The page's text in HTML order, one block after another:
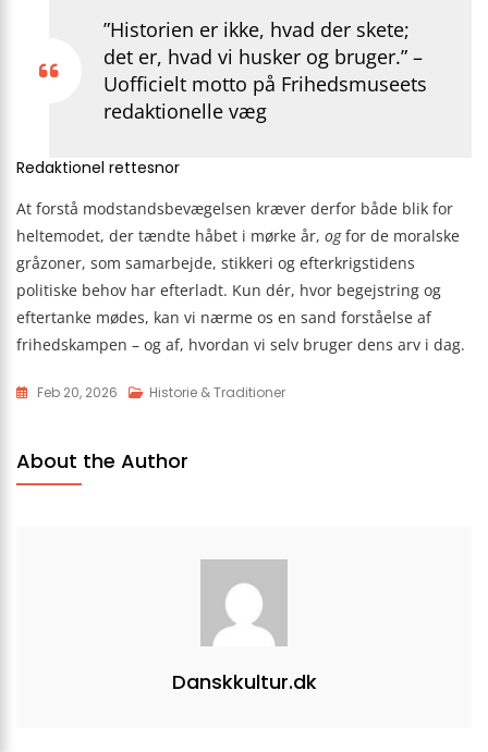
”Historien er ikke, hvad der skete;
det er, hvad vi husker og bruger.” –
Uofficielt motto på Frihedsmuseets
redaktionelle væg
Redaktionel rettesnor
At forstå modstandsbevægelsen kræver derfor både blik for
heltemodet, der tændte håbet i mørke år, ogfor de moralske
gråzoner, som samarbejde, stikkeri og efterkrigstidens
politiske behov har efterladt. Kun dér, hvor begejstring og
eftertanke mødes, kan vi nærme os en sand forståelse af
frihedskampen – og af, hvordan vi selv bruger dens arv i dag.
Feb 20, 2026 Historie & Traditioner
About the Author
Danskkultur.dk